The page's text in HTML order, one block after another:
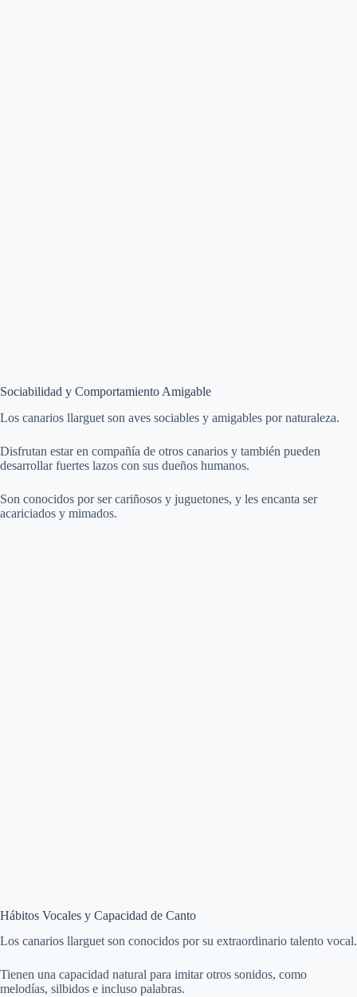
Sociabilidad y Comportamiento Amigable
Los canarios llarguet son aves sociables y amigables por naturaleza.
Disfrutan estar en compañía de otros canarios y también pueden
desarrollar fuertes lazos con sus dueños humanos.
Son conocidos por ser cariñosos y juguetones, y les encanta ser
acariciados y mimados.
Hábitos Vocales y Capacidad de Canto
Los canarios llarguet son conocidos por su extraordinario talento vocal.
Tienen una capacidad natural para imitar otros sonidos, como
melodías, silbidos e incluso palabras.